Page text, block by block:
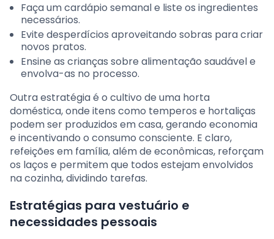
Faça um cardápio semanal e liste os ingredientes
necessários.
Evite desperdícios aproveitando sobras para criar
novos pratos.
Ensine as crianças sobre alimentação saudável e
envolva-as no processo.
Outra estratégia é o cultivo de uma horta
doméstica, onde itens como temperos e hortaliças
podem ser produzidos em casa, gerando economia
e incentivando o consumo consciente. E claro,
refeições em família, além de econômicas, reforçam
os laços e permitem que todos estejam envolvidos
na cozinha, dividindo tarefas.
Estratégias para vestuário e
necessidades pessoais